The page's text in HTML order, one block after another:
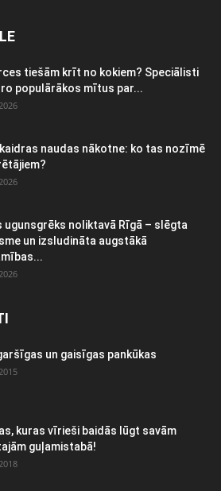
tiešām krīt no kokiem? Speciālisti
populārākos mītus par...
naudas nākotne: ko tas nozīmē
ugunsgrēks noliktavā Rīgā – slēgta
un izsludināta augstākā
un gaisīgas pankūkas
kuras vīrieši baidās lūgt savām
guļamistabā!